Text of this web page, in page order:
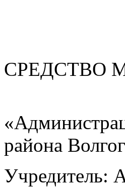
района
Учредитель: